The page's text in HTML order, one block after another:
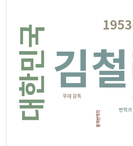
통역번역학
무대 감독
번역가
대한민국김